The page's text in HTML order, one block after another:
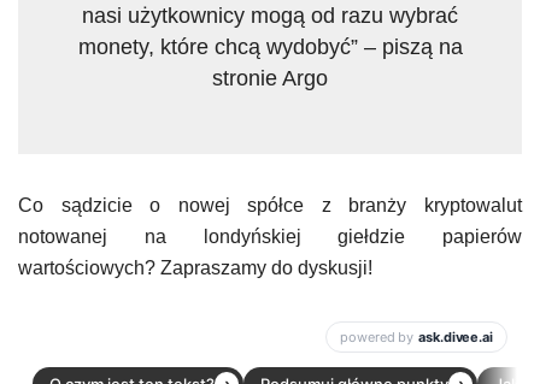
nasi użytkownicy mogą od razu wybrać
monety, które chcą wydobyć” – piszą na
stronie Argo
Co sądzicie o nowej spółce z branży kryptowalut
notowanej na londyńskiej giełdzie papierów
wartościowych? Zapraszamy do dyskusji!